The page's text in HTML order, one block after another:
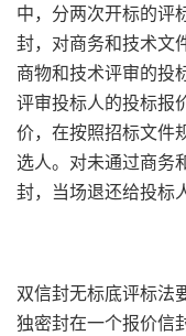
中，分两次开标的评
封，对商务和技术文
商物和技术评审的投
评审投标人的投标报
价，在按照招标文件
选人。对未通过商务
封，当场退还给投标
双信封无标底评标法
独密封在一个报价信